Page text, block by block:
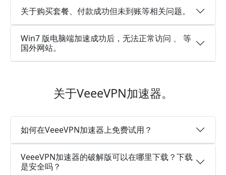
关于购买套餐、付款成功但未到账等相关问题。
Win7 版电脑端加速成功后，无法正常访问 、 等
国外网站。
关于VeeeVPN加速器。
如何在VeeeVPN加速器上免费试用？
VeeeVPN加速器的破解版可以在哪里下载？下载
是安全吗？